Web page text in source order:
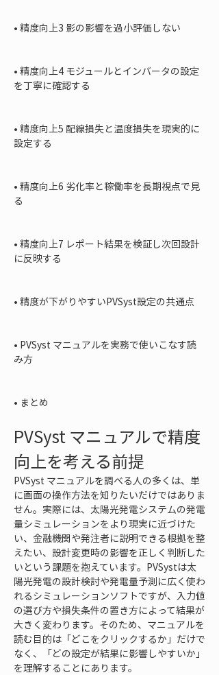
• 精度向上3 影の影響を過小評価しない
• 精度向上4 モジュールとインバータの設定
を丁寧に確認する
• 精度向上5 配線損失と温度損失を現実的に
設定する
• 精度向上6 劣化率と稼働率を長期視点で見
る
• 精度向上7 レポート結果を検証し次回設計
に反映する
• 精度が下がりやすいPVSyst設定の共通点
• PVSyst マニュアルを実務で使いこなす読
み方
• まとめ
PVSyst マニュアルで精度
向上を考える前提
PVSyst マニュアルを調べる人の多くは、単
に画面の操作方法を知りたいだけではありま
せん。実際には、太陽光発電システムの発電
量シミュレーションをより現実に近づけた
い、金融機関や発注者に説明できる根拠を整
えたい、設計変更時の影響を正しく判断した
いという課題を抱えています。PVSystは太
陽光発電の設計検討や発電量予測に広く使わ
れるシミュレーションソフトですが、入力値
の選び方や損失条件の置き方によって結果が
大きく変わります。そのため、マニュアルを
読む目的は「どこをクリックするか」だけで
なく、「どの設定が結果に影響しやすいか」
を理解することにあります。